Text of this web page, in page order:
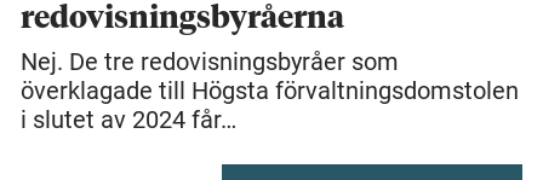
redovisningsbyråerna
Nej. De tre redovisningsbyråer som
överklagade till Högsta förvaltningsdomstolen
i slutet av 2024 får…